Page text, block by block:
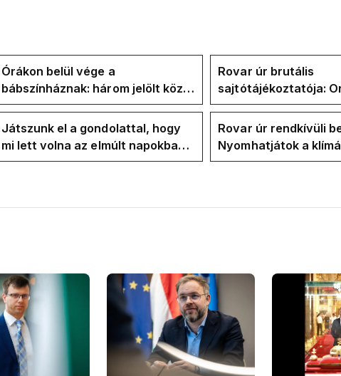
Órákon belül vége a
bábszínháznak: három jelölt közül
"választ" ma államfőt a Tisza-
frakció
Rovar úr brutális
sajtótájékoztatója:
és a Vadhajtások a
kialakult helyzetért
Játszunk el a gondolattal, hogy
mi lett volna az elmúlt napokban
rezsicsökkentés nélkül
Rovar úr rendkívüli
Nyomhatjátok a
hűtőket